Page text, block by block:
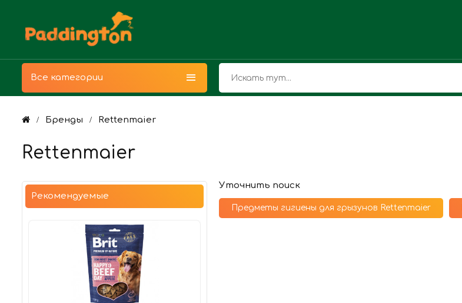
Все категории
Бренды Rettenmaier
Rettenmaier
Рекомендуемые
Уточнить поиск
Предметы гигиены для грызунов Rettenmaier